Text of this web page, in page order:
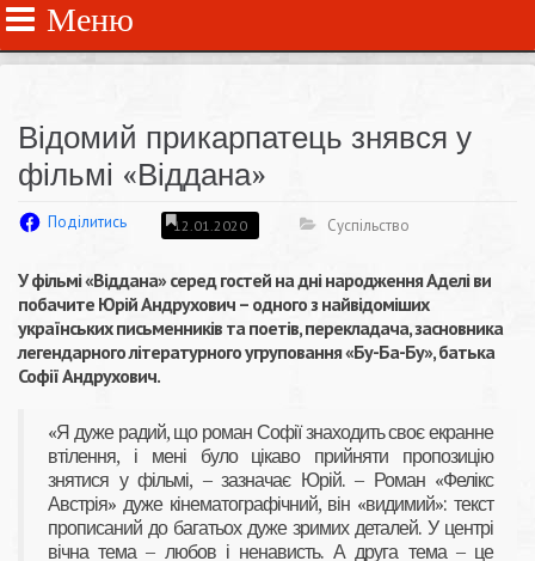
Меню
Відомий прикарпатець знявся у
фільмі «Віддана»
Поділитись 12.01.2020 Суспільство
У фільмі «Віддана» серед гостей на дні народження Аделі ви
побачите Юрій Андрухович – одного з найвідоміших
українських письменників та поетів, перекладача, засновника
легендарного літературного угруповання «Бу-Ба-Бу», батька
Софії Андрухович.
«Я дуже радий, що роман Софії знаходить своє екранне
втілення, і мені було цікаво прийняти пропозицію
знятися у фільмі, – зазначає Юрій. – Роман «Фелікс
Австрія» дуже кінематографічний, він «видимий»: текст
прописаний до багатьох дуже зримих деталей. У центрі
вічна тема – любов і ненависть. А друга тема – це